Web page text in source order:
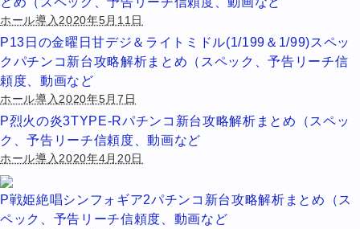
ホール導入2020年5月11日
P13日の金曜日甘デジ＆ライトミドル(1/199＆1/99)スペッ
クパチンコ新台攻略解析まとめ（スペック、予告リーチ信
頼度、動画など
ホール導入2020年5月7日
P烈火の炎3TYPE-Rパチンコ新台攻略解析まとめ（スペッ
ク、予告リーチ信頼度、動画など
ホール導入2020年4月20日
P戦姫絶唱シンフォギア2パチンコ新台攻略解析まとめ（ス
ペック、予告リーチ信頼度、動画など